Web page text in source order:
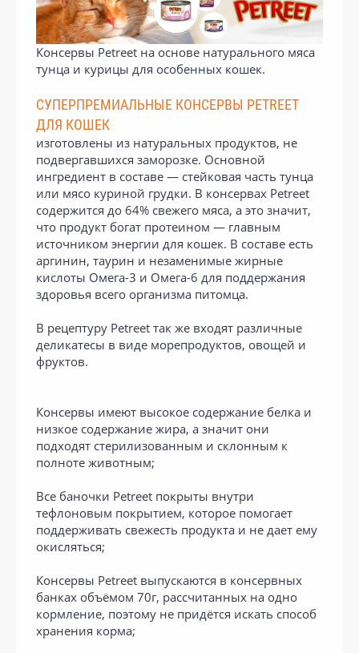
Консервы Petreet на основе натурального мяса
тунца и курицы для особенных кошек.
СУПЕРПРЕМИАЛЬНЫЕ КОНСЕРВЫ PETREET
ДЛЯ КОШЕК
изготовлены из натуральных продуктов, не
подвергавшихся заморозке. Основной
ингредиент в составе — стейковая часть тунца
или мясо куриной грудки. В консервах Petreet
содержится до 64% свежего мяса, а это значит,
что продукт богат протеином — главным
источником энергии для кошек. В составе есть
аргинин, таурин и незаменимые жирные
кислоты Омега-3 и Омега-6 для поддержания
здоровья всего организма питомца.
В рецептуру Petreet так же входят различные
деликатесы в виде морепродуктов, овощей и
фруктов.
Консервы имеют высокое содержание белка и
низкое содержание жира, а значит они
подходят стерилизованным и склонным к
полноте животным;
Все баночки Petreet покрыты внутри
тефлоновым покрытием, которое помогает
поддерживать свежесть продукта и не дает ему
окисляться;
Консервы Petreet выпускаются в консервных
банках объёмом 70г, рассчитанных на одно
кормление, поэтому не придётся искать способ
хранения корма;